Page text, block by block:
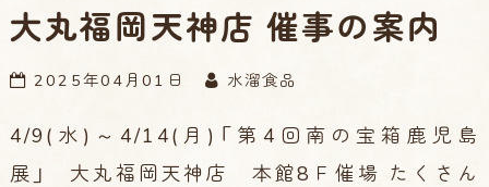
大丸福岡天神店 催事の案内
2025年04月01日 水溜食品
4/9(水)～4/14(月)「第4回南の宝箱鹿児島
展」 大丸福岡天神店 本館8Ｆ催場 たくさん